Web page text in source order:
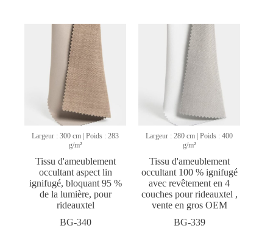
Largeur : 300 cm | Poids : 283
g/m²
Tissu d'ameublement
occultant aspect lin
ignifugé, bloquant 95 %
de la lumière, pour
rideauxtel
BG-340
Largeur : 280 cm | Poids : 400
g/m²
Tissu d'ameublement
occultant 100 % ignifugé
avec revêtement en 4
couches pour rideauxtel ,
vente en gros OEM
BG-339